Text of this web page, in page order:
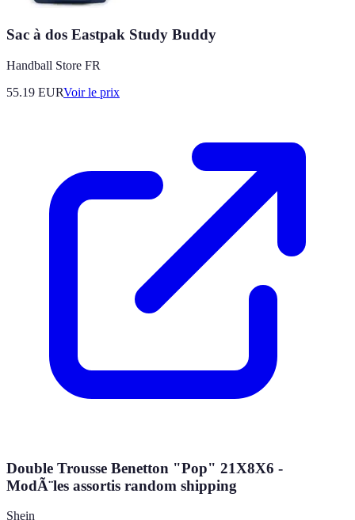
Sac à dos Eastpak Study Buddy
Handball Store FR
55.19 EURVoir le prix
Double Trousse Benetton "Pop" 21X8X6 -
ModÃ¨les assortis random shipping
Shein